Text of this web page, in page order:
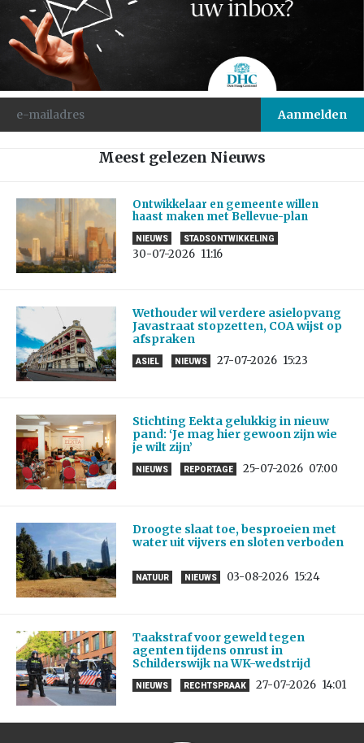
Meest gelezen Nieuws
Ontwikkelaar en gemeente willen
haast maken met Bellevue-plan
NIEUWS STADSONTWIKKELING
30-07-2026 11:16
Wethouder wil verdere asielopvang
Javastraat stopzetten, COA wijst op
afspraken
ASIEL NIEUWS 27-07-2026 15:23
Stichting Eekta gelukkig in nieuw
pand: ‘Je mag hier gewoon zijn wie
je wilt zijn’
NIEUWS REPORTAGE 25-07-2026 07:00
Droogte slaat toe, besproeien met
water uit vijvers en sloten verboden
NATUUR NIEUWS 03-08-2026 15:24
Taakstraf voor geweld tegen
agenten tijdens onrust in
Schilderswijk na WK-wedstrijd
NIEUWS RECHTSPRAAK 27-07-2026 14:01